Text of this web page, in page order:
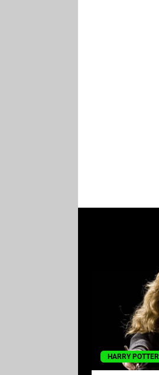
HARRY POTTER